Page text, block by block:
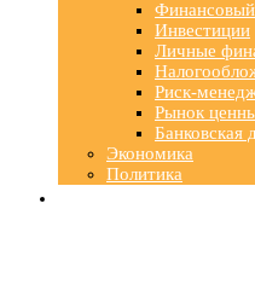
Инвестиции
Личные
Риск-
Рынок
Банковская
Экономика
Политика